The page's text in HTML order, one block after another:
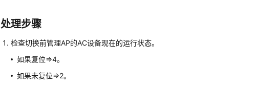
处理步骤
检查切换前管理AP的AC设备现在的运行状态。
如果复位=>4。
如果未复位=>2。